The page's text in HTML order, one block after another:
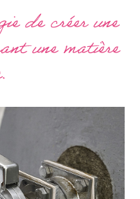
de créer une
une matière